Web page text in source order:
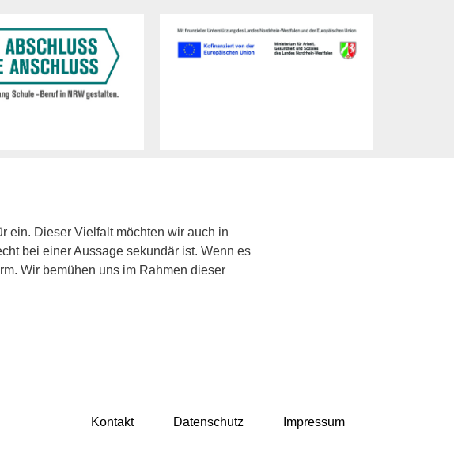
ein. Dieser Vielfalt möchten wir auch in
bei einer Aussage sekundär ist. Wenn es
Wir bemühen uns im Rahmen dieser
Kontakt Datenschutz Impressum